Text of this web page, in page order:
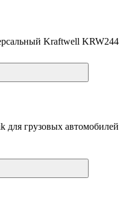
Kraftwell KRW244
для грузовых автомобилей